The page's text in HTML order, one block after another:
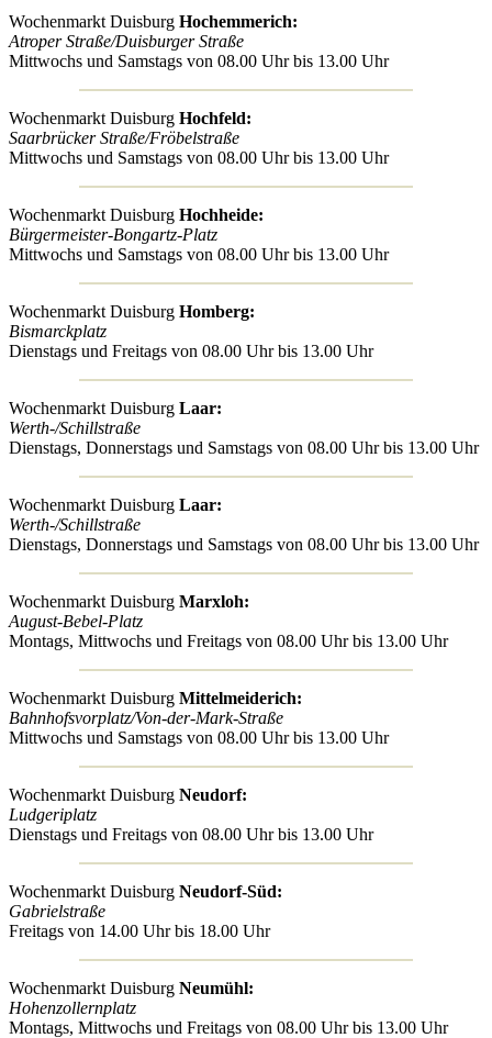
Wochenmarkt Duisburg Hochemmerich:
Atroper Straße/Duisburger Straße
Mittwochs und Samstags von 08.00 Uhr bis 13.00 Uhr
Wochenmarkt Duisburg Hochfeld:
Saarbrücker Straße/Fröbelstraße
Mittwochs und Samstags von 08.00 Uhr bis 13.00 Uhr
Wochenmarkt Duisburg Hochheide:
Bürgermeister-Bongartz-Platz
Mittwochs und Samstags von 08.00 Uhr bis 13.00 Uhr
Wochenmarkt Duisburg Homberg:
Bismarckplatz
Dienstags und Freitags von 08.00 Uhr bis 13.00 Uhr
Wochenmarkt Duisburg Laar:
Werth-/Schillstraße
Dienstags, Donnerstags und Samstags von 08.00 Uhr bis 13.00 Uhr
Wochenmarkt Duisburg Laar:
Werth-/Schillstraße
Dienstags, Donnerstags und Samstags von 08.00 Uhr bis 13.00 Uhr
Wochenmarkt Duisburg Marxloh:
August-Bebel-Platz
Montags, Mittwochs und Freitags von 08.00 Uhr bis 13.00 Uhr
Wochenmarkt Duisburg Mittelmeiderich:
Bahnhofsvorplatz/Von-der-Mark-Straße
Mittwochs und Samstags von 08.00 Uhr bis 13.00 Uhr
Wochenmarkt Duisburg Neudorf:
Ludgeriplatz
Dienstags und Freitags von 08.00 Uhr bis 13.00 Uhr
Wochenmarkt Duisburg Neudorf-Süd:
Gabrielstraße
Freitags von 14.00 Uhr bis 18.00 Uhr
Wochenmarkt Duisburg Neumühl:
Hohenzollernplatz
Montags, Mittwochs und Freitags von 08.00 Uhr bis 13.00 Uhr